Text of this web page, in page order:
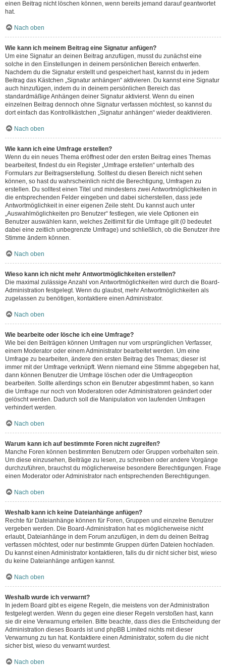
einen Beitrag nicht löschen können, wenn bereits jemand darauf geantwortet
hat.
Nach oben
Wie kann ich meinem Beitrag eine Signatur anfügen?
Um eine Signatur an deinen Beitrag anzufügen, musst du zunächst eine
solche in den Einstellungen in deinem persönlichen Bereich entwerfen.
Nachdem du die Signatur erstellt und gespeichert hast, kannst du in jedem
Beitrag das Kästchen „Signatur anhängen“ aktivieren. Du kannst eine Signatur
auch hinzufügen, indem du in deinem persönlichen Bereich das
standardmäßige Anhängen deiner Signatur aktivierst. Wenn du einen
einzelnen Beitrag dennoch ohne Signatur verfassen möchtest, so kannst du
dort einfach das Kontrollkästchen „Signatur anhängen“ wieder deaktivieren.
Nach oben
Wie kann ich eine Umfrage erstellen?
Wenn du ein neues Thema eröffnest oder den ersten Beitrag eines Themas
bearbeitest, findest du ein Register „Umfrage erstellen“ unterhalb des
Formulars zur Beitragserstellung. Solltest du diesen Bereich nicht sehen
können, so hast du wahrscheinlich nicht die Berechtigung, Umfragen zu
erstellen. Du solltest einen Titel und mindestens zwei Antwortmöglichkeiten in
die entsprechenden Felder eingeben und dabei sicherstellen, dass jede
Antwortmöglichkeit in einer eigenen Zeile steht. Du kannst auch unter
„Auswahlmöglichkeiten pro Benutzer“ festlegen, wie viele Optionen ein
Benutzer auswählen kann, welches Zeitlimit für die Umfrage gilt (0 bedeutet
dabei eine zeitlich unbegrenzte Umfrage) und schließlich, ob die Benutzer ihre
Stimme ändern können.
Nach oben
Wieso kann ich nicht mehr Antwortmöglichkeiten erstellen?
Die maximal zulässige Anzahl von Antwortmöglichkeiten wird durch die Board-
Administration festgelegt. Wenn du glaubst, mehr Antwortmöglichkeiten als
zugelassen zu benötigen, kontaktiere einen Administrator.
Nach oben
Wie bearbeite oder lösche ich eine Umfrage?
Wie bei den Beiträgen können Umfragen nur vom ursprünglichen Verfasser,
einem Moderator oder einem Administrator bearbeitet werden. Um eine
Umfrage zu bearbeiten, ändere den ersten Beitrag des Themas; dieser ist
immer mit der Umfrage verknüpft. Wenn niemand eine Stimme abgegeben hat,
dann können Benutzer die Umfrage löschen oder die Umfrageoption
bearbeiten. Sollte allerdings schon ein Benutzer abgestimmt haben, so kann
die Umfrage nur noch von Moderatoren oder Administratoren geändert oder
gelöscht werden. Dadurch soll die Manipulation von laufenden Umfragen
verhindert werden.
Nach oben
Warum kann ich auf bestimmte Foren nicht zugreifen?
Manche Foren können bestimmten Benutzern oder Gruppen vorbehalten sein.
Um diese einzusehen, Beiträge zu lesen, zu schreiben oder andere Vorgänge
durchzuführen, brauchst du möglicherweise besondere Berechtigungen. Frage
einen Moderator oder Administrator nach entsprechenden Berechtigungen.
Nach oben
Weshalb kann ich keine Dateianhänge anfügen?
Rechte für Dateianhänge können für Foren, Gruppen und einzelne Benutzer
vergeben werden. Die Board-Administration hat es möglicherweise nicht
erlaubt, Dateianhänge in dem Forum anzufügen, in dem du deinen Beitrag
verfassen möchtest, oder nur bestimmte Gruppen dürfen Dateien hochladen.
Du kannst einen Administrator kontaktieren, falls du dir nicht sicher bist, wieso
du keine Dateianhänge anfügen kannst.
Nach oben
Weshalb wurde ich verwarnt?
In jedem Board gibt es eigene Regeln, die meistens von der Administration
festgelegt werden. Wenn du gegen eine dieser Regeln verstoßen hast, kann
sie dir eine Verwarnung erteilen. Bitte beachte, dass dies die Entscheidung der
Administration dieses Boards ist und phpBB Limited nichts mit dieser
Verwarnung zu tun hat. Kontaktiere einen Administrator, sofern du die nicht
sicher bist, wieso du verwarnt wurdest.
Nach oben